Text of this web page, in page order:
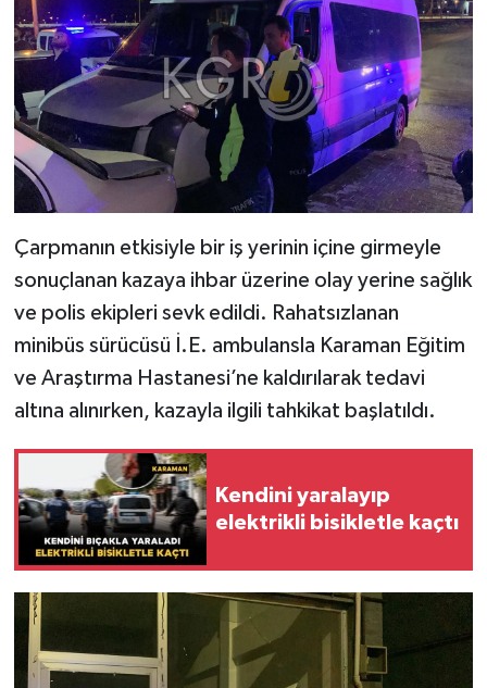
Çarpmanın etkisiyle bir iş yerinin içine girmeyle
sonuçlanan kazaya ihbar üzerine olay yerine sağlık
ve polis ekipleri sevk edildi. Rahatsızlanan
minibüs sürücüsü İ.E. ambulansla Karaman Eğitim
ve Araştırma Hastanesi’ne kaldırılarak tedavi
altına alınırken, kazayla ilgili tahkikat başlatıldı.
Kendini yaralayıp
elektrikli bisikletle kaçtı